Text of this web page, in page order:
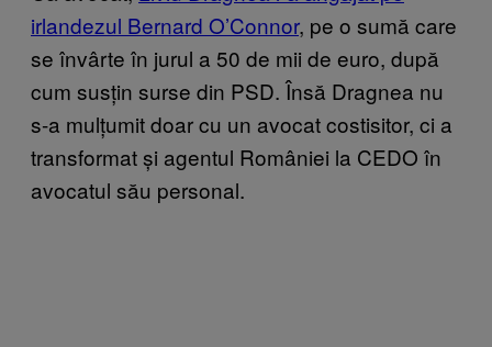
irlandezul Bernard O’Connor, pe o sumă care
se învârte în jurul a 50 de mii de euro, după
cum susțin surse din PSD. Însă Dragnea nu
s-a mulțumit doar cu un avocat costisitor, ci a
transformat și agentul României la CEDO în
avocatul său personal.